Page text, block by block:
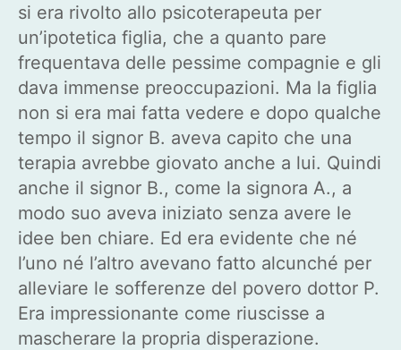
si era rivolto allo psicoterapeuta per
un’ipotetica figlia, che a quanto pare
frequentava delle pessime compagnie e gli
dava immense preoccupazioni. Ma la figlia
non si era mai fatta vedere e dopo qualche
tempo il signor B. aveva capito che una
terapia avrebbe giovato anche a lui. Quindi
anche il signor B., come la signora A., a
modo suo aveva iniziato senza avere le
idee ben chiare. Ed era evidente che né
l’uno né l’altro avevano fatto alcunché per
alleviare le sofferenze del povero dottor P.
Era impressionante come riuscisse a
mascherare la propria disperazione.